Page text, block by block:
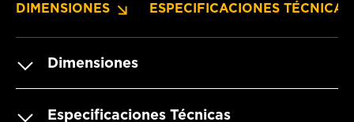
DIMENSIONES ESPECIFICACIONES TÉCNICAS
Dimensiones
Especificaciones Técnicas